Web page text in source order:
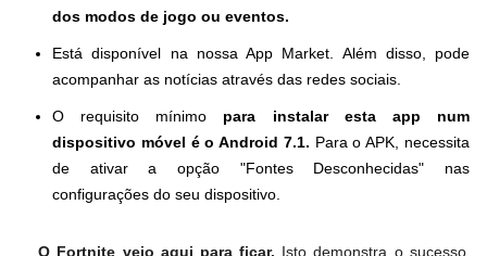
dos modos de jogo ou eventos.
Está disponível na nossa App Market. Além disso, pode
acompanhar as notícias através das redes sociais.
O requisito mínimo para instalar esta app num
dispositivo móvel é o Android 7.1. Para o APK, necessita
de ativar a opção "Fontes Desconhecidas" nas
configurações do seu dispositivo.
O Fortnite veio aqui para ficar. Isto demonstra o sucesso